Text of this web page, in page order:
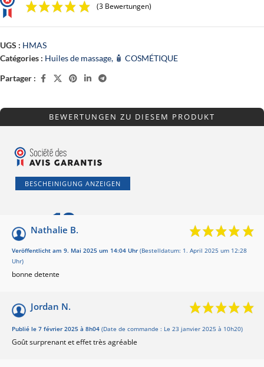
(3 Bewertungen)
UGS : HMAS
Catégories : Huiles de massage, 🧴 COSMÉTIQUE
Partager :
BEWERTUNGEN ZU DIESEM PRODUKT
BESCHEINIGUNG ANZEIGEN
10/10
Basierend auf 3
Bewertungen
Nathalie B.
Veröffentlicht am 9. Mai 2025 um 14:04 Uhr (Bestelldatum: 1. April 2025 um 12:28
Uhr)
bonne detente
Jordan N.
Publié le 7 février 2025 à 8h04 (Date de commande : Le 23 janvier 2025 à 10h20)
Goût surprenant et effet très agréable